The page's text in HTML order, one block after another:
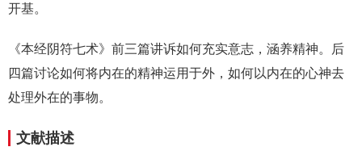
开基。
《本经阴符七术》前三篇讲诉如何充实意志，涵养精神。后
四篇讨论如何将内在的精神运用于外，如何以内在的心神去
处理外在的事物。
文献描述